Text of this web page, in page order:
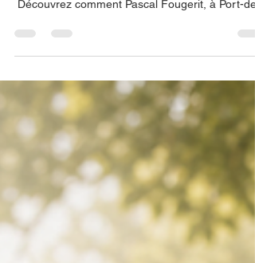
Le rechampissage redonne lisibilité, élégance
Barques et en Charente-Maritime, ravive les
mémoire de vos proches grâce à un travail
respectueux et durable.